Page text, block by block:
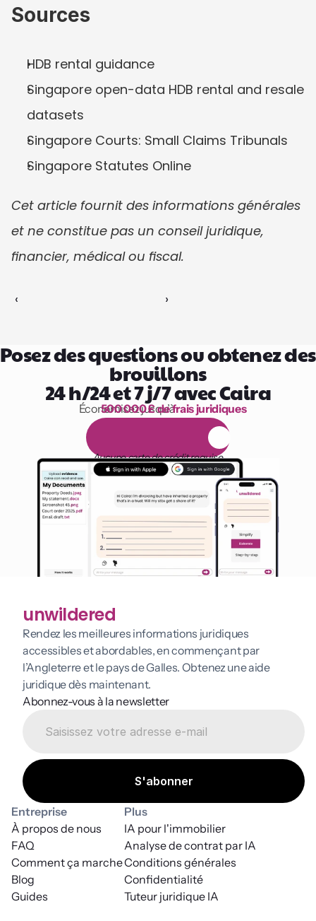
Sources
HDB rental guidance
Singapore open-data HDB rental and resale
datasets
Singapore Courts: Small Claims Tribunals
Singapore Statutes Online
Cet article fournit des informations générales
et ne constitue pas un conseil juridique,
financier, médical ou fiscal.
‹ ›
Posez des questions ou obtenez des
brouillons
24 h/24 et 7 j/7 avec Caira
1 000 heures de lecture
Économisez jusqu’à
500 000 £ de frais juridiques
E s
Aucune carte de crédit requise
unwildered
Rendez les meilleures informations juridiques
accessibles et abordables, en commençant par
l’Angleterre et le pays de Galles. Obtenez une aide
juridique dès maintenant.
Abonnez-vous à la newsletter
Entreprise
À propos de nous
FAQ
Comment ça marche
Blog
Guides
Plus
Conditions générales
Analyse de contrat par IA
Tuteur juridique IA
Confidentialité
IA pour l'immobilier